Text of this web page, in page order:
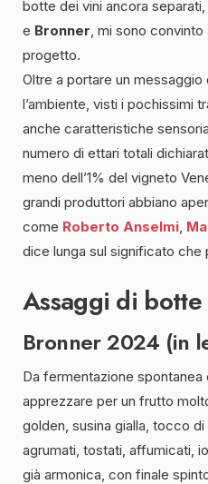
botte dei vini ancora separati,
e Bronner , mi sono
progetto.
Oltre a portare un
l’ambiente, visti i pochissimi
anche caratteristiche
numero di ettari totali
meno dell’1% del vigneto
grandi produttori abbiano
come Roberto Anselmi
dice lunga sul significato che
Assaggi di botte
Bronner 2024 (in
Da fermentazione spontanea
apprezzare per un frutto
golden, susina gialla, tocco
agrumati, tostati, affumicati,
già armonica, con finale